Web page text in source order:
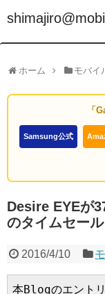
ホーム モバイ
「
Samsung公式
Desire EYEが
のタイムセー
2016/4/10
本Blogのエント